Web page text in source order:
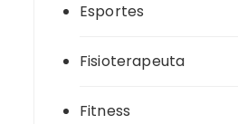
Esportes
Fisioterapeuta
Fitness